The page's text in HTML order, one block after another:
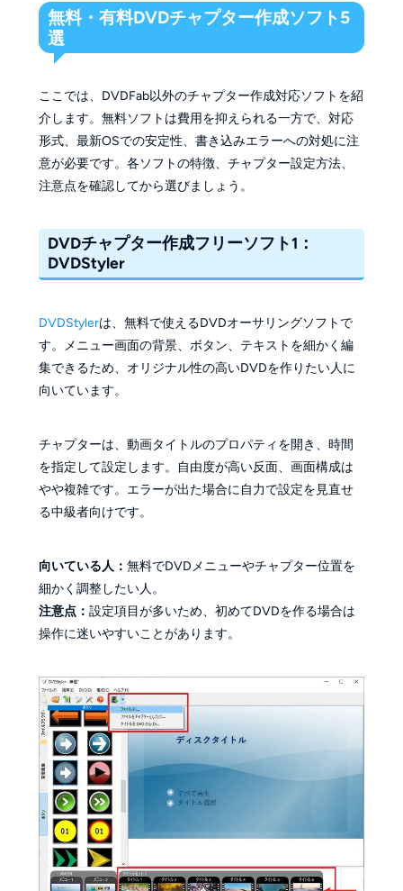
無料・有料DVDチャプター作成ソフト5
選
ここでは、DVDFab以外のチャプター作成対応ソフトを紹
介します。無料ソフトは費用を抑えられる一方で、対応
形式、最新OSでの安定性、書き込みエラーへの対処に注
意が必要です。各ソフトの特徴、チャプター設定方法、
注意点を確認してから選びましょう。
DVDチャプター作成フリーソフト1：
DVDStyler
DVDStylerは、無料で使えるDVDオーサリングソフトで
す。メニュー画面の背景、ボタン、テキストを細かく編
集できるため、オリジナル性の高いDVDを作りたい人に
向いています。
チャプターは、動画タイトルのプロパティを開き、時間
を指定して設定します。自由度が高い反面、画面構成は
やや複雑です。エラーが出た場合に自力で設定を見直せ
る中級者向けです。
向いている人： 無料でDVDメニューやチャプター位置を
細かく調整したい人。
注意点： 設定項目が多いため、初めてDVDを作る場合は
操作に迷いやすいことがあります。